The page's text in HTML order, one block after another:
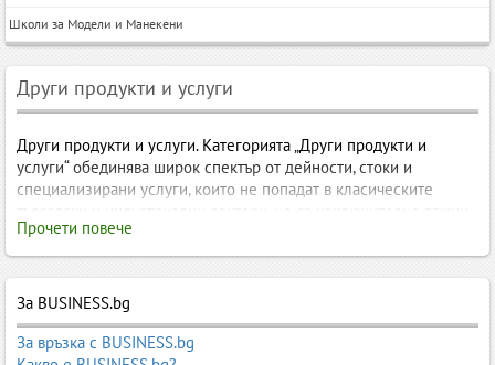
Школи за Модели и Манекени
Други продукти и услуги
Други продукти и услуги. Категорията „Други продукти и
услуги“ обединява широк спектър от дейности, стоки и
специализирани услуги, които не попадат в класическите
за ежедневието, бизнеса, културата, хобитата и свободното
време.
Категорията „Други продукти и услуги“ обединява широк
Прочети повече
За BUSINESS.bg
За връзка с BUSINESS.bg